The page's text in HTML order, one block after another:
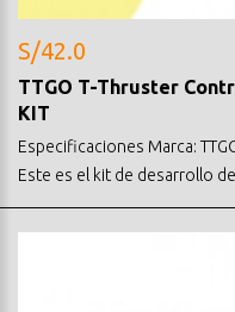
S/42.0
TTGO T-Thruster
KIT
Especificaciones Marca:
Este es el kit de desarrollo